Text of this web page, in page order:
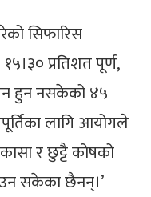
सिफारिस
प्रतिशत पूर्ण,
हुन नसकेको ४५
लागि आयोगले
र छुट्टै कोषको
सकेका छैनन्।’